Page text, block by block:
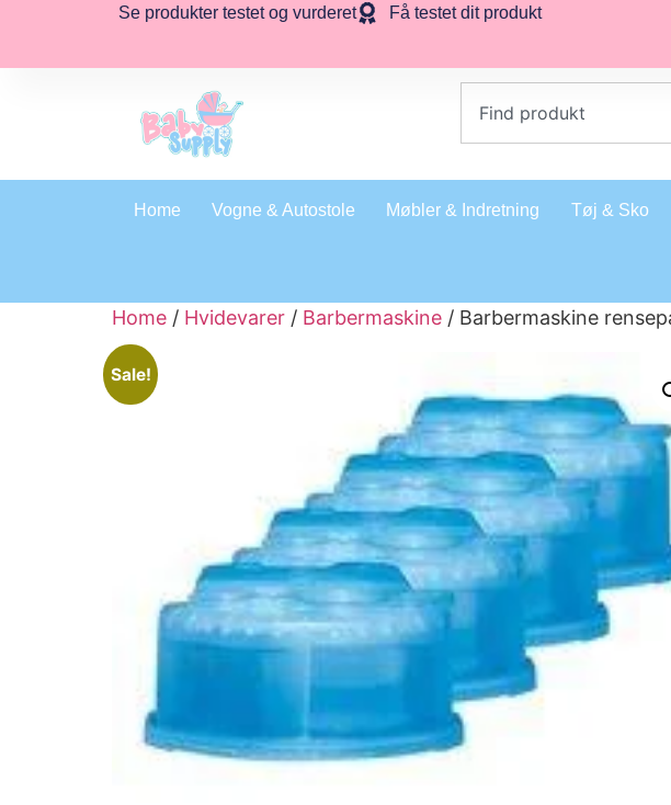
Se produkter testet og vurderet Få testet dit produkt
Home Vogne & Autostole Møbler & Indretning Tøj & Sko
Home / Hvidevarer / Barbermaskine / Barbermaskine
Sale!